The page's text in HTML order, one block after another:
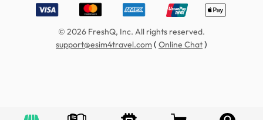
Accepted payment methods: Visa, MasterCard, American
© 2026 FreshQ, Inc. All rights reserved.
support@esim4travel.com( Online Chat)